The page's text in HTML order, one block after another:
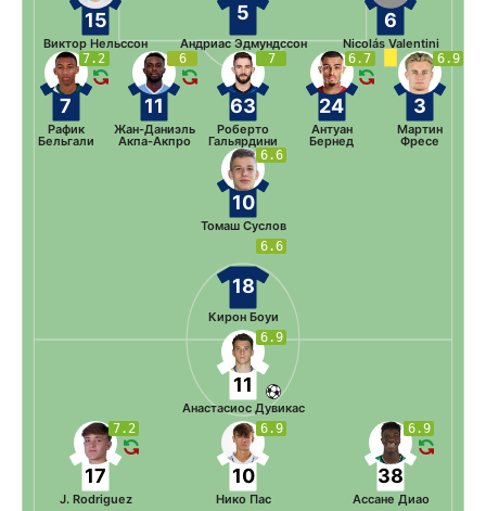
6
Nicolás Valentini
5
Андриас Эдмундссон
15
Виктор Нельссон
6.9
3
Мартин
Фресе
6.7
24
Антуан
Бернед
7
63
Роберто
Гальярдини
6
11
Жан-Даниэль
Акпа-Акпро
7.2
7
Рафик
Бельгали
6.6
10
Томаш Суслов
6.6
18
Кирон Боуи
7.2
17
J. Rodriguez
6.9
10
Нико Пас
6.9
38
Ассане Диао
6.9
11
Анастасиос Дувикас